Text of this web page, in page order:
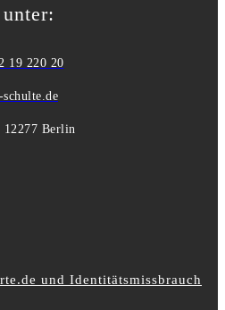
19 220 20
12277 Berlin
und Identitätsmissbrauch